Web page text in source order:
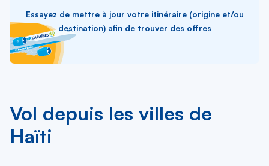
Essayez de mettre à jour votre itinéraire (origine et/ou
destination) afin de trouver des offres
Vol depuis les villes de
Haïti